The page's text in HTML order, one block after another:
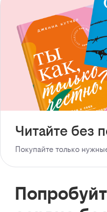
Читайте без
Покупайте только